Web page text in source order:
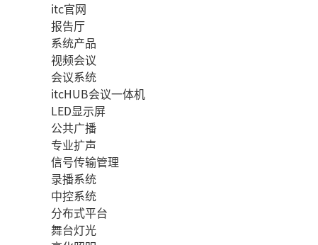
itc官网
报告厅
系统产品
视频会议
会议系统
itcHUB会议一体机
LED显示屏
公共广播
专业扩声
信号传输管理
录播系统
中控系统
分布式平台
舞台灯光